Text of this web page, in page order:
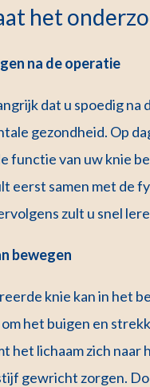
het
na de operatie
dat u spoedig
gezondheid. Op
functie van uw knie
eerst samen met de
zult u snel
bewegen
knie kan in het
het buigen en
het lichaam zich
gewricht zorgen.